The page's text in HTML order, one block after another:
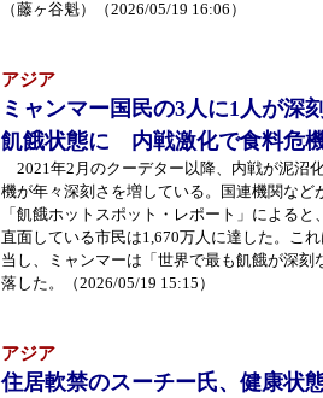
（藤ヶ谷魁）（2026/05/19 16:06）
アジア
ミャンマー国民の3人に1人が深
飢餓状態に 内戦激化で食料危
2021年2月のクーデター以降、内戦が泥沼
機が年々深刻さを増している。国連機関など
「飢餓ホットスポット・レポート」による
直面している市民は1,670万人に達した。こ
当し、ミャンマーは「世界で最も飢餓が深刻
落した。（2026/05/19 15:15）
アジア
住居軟禁のスーチー氏、健康状